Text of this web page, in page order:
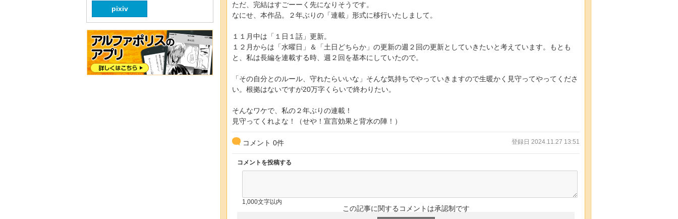
ただ、完結はすごーーく先になりそうです。
なにせ、本作品。２年ぶりの「連載」形式に移行いたしまして。
１１月中は「１日１話」更新。
１２月からは「水曜日」＆「土日どちらか」の更新の週２回の更新としていきたいと考えています。もとも
と、私は長編を連載する時、週２回を基本にしていたので。
「その自分とのルール、守れたらいいな」そんな気持ちでやっていきますので生暖かく見守ってやってくださ
い。根拠はないですが20万字くらいで終わりたい。
そんなワケで、私の２年ぶりの連載！
見守ってくれよな！（せや！宣言効果と背水の陣！）
コメント 0件 登録日 2024.11.27 13:51
コメントを投稿する
1,000文字以内
この記事に関するコメントは承認制です
pixiv